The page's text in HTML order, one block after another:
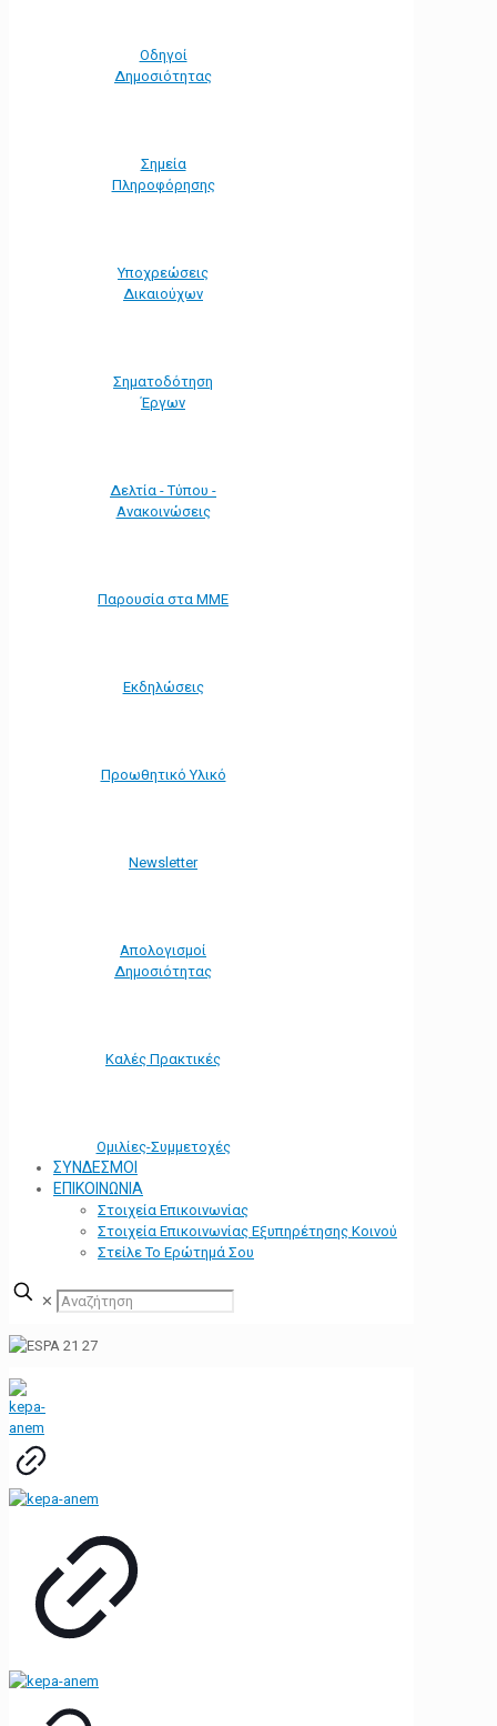
Οδηγοί
Δημοσιότητας
Σημεία
Πληροφόρησης
Υποχρεώσεις
Δικαιούχων
Σηματοδότηση
Έργων
Δελτία - Τύπου -
Ανακοινώσεις
Παρουσία στα ΜΜΕ
Εκδηλώσεις
Προωθητικό Υλικό
Νewsletter
Απολογισμοί
Δημοσιότητας
Καλές Πρακτικές
Ομιλίες-Συμμετοχές
ΣΥΝΔΕΣΜΟΙ
ΕΠΙΚΟΙΝΩΝΙΑ
Στοιχεία Επικοινωνίας
Στοιχεία Επικοινωνίας Εξυπηρέτησης Κοινού
Στείλε Το Ερώτημά Σου
✕